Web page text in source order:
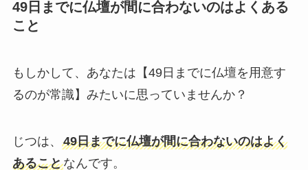
49日までに仏壇が間に合わないのはよくある
こと
もしかして、あなたは【49日までに仏壇を用意す
るのが常識】みたいに思っていませんか？
じつは、 49日までに仏壇が間に合わないのはよく
あることなんです。